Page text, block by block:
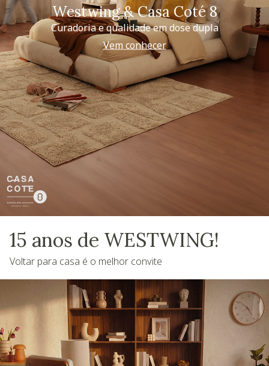
Westwing & Casa Coté 8
Curadoria e qualidade em dose dupla
Vem conhecer
15 anos de WESTWING!
Voltar para casa é o melhor convite